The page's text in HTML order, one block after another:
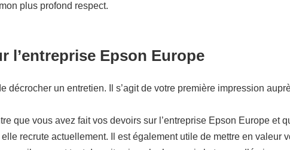
plus profond respect.
l’entreprise Epson Europe
un entretien. Il s’agit de votre première impression
que vous avez fait vos devoirs sur l’entreprise Epson Europe et
recrute actuellement. Il est également utile de mettre en valeur